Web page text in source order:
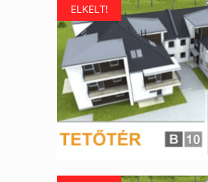
ELKELT!